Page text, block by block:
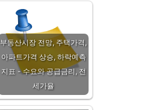
부동산시장 전망, 주택가격,
아파트가격 상승, 하락예측
지표 - 수요와 공급금리, 전
세가율